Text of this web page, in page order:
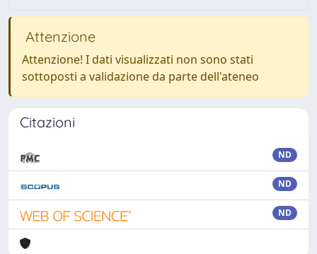
Attenzione
Attenzione! I dati visualizzati non sono stati
sottoposti a validazione da parte dell'ateneo
Citazioni
ND
ND
ND